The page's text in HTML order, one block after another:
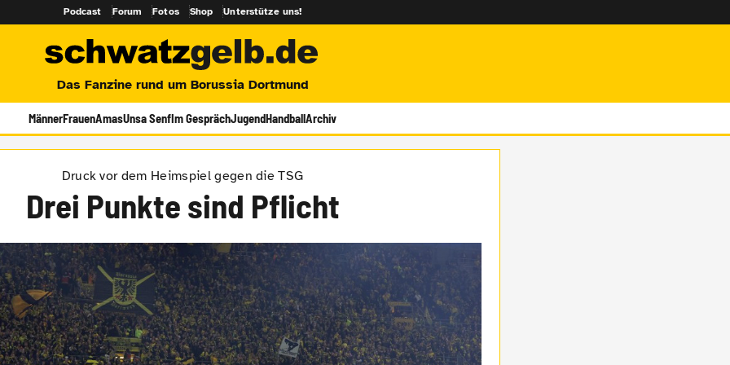
Podcast Forum Fotos Shop Unterstütze uns!
Das Fanzine rund um Borussia Dortmund
MännerFrauenAmasUnsa SenfIm GesprächJugendHandballArchiv
Druck vor dem Heimspiel gegen die TSG
Drei Punkte sind Pflicht